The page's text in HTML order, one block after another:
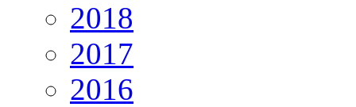
2018
2017
2016